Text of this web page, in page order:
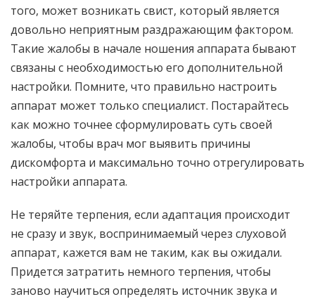
того, может возникать свист, который является
довольно неприятным раздражающим фактором.
Такие жалобы в начале ношения аппарата бывают
связаны с необходимостью его дополнительной
настройки. Помните, что правильно настроить
аппарат может только специалист. Постарайтесь
как можно точнее сформулировать суть своей
жалобы, чтобы врач мог выявить причины
дискомфорта и максимально точно отрегулировать
настройки аппарата.
Не теряйте терпения, если адаптация происходит
не сразу и звук, воспринимаемый через слуховой
аппарат, кажется вам не таким, как вы ожидали.
Придется затратить немного терпения, чтобы
заново научиться определять источник звука и